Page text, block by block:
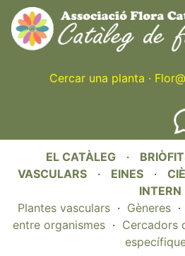
Skip
to
main
Cercar una planta ·
EL CATÀLEG ·
VASCULARS · EINES ·
INTERN
Plantes vasculars · Gèneres ·
entre organismes · Cercadors